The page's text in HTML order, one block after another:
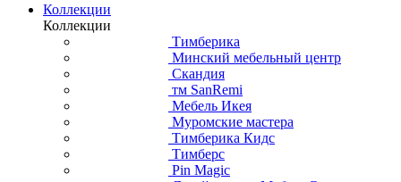
Коллекции
Коллекции
Тимберика
Минский мебельный центр
Скандия
тм SanRemi
Мебель Икея
Муромские мастера
Тимберика Кидс
Тимберс
Pin Magic